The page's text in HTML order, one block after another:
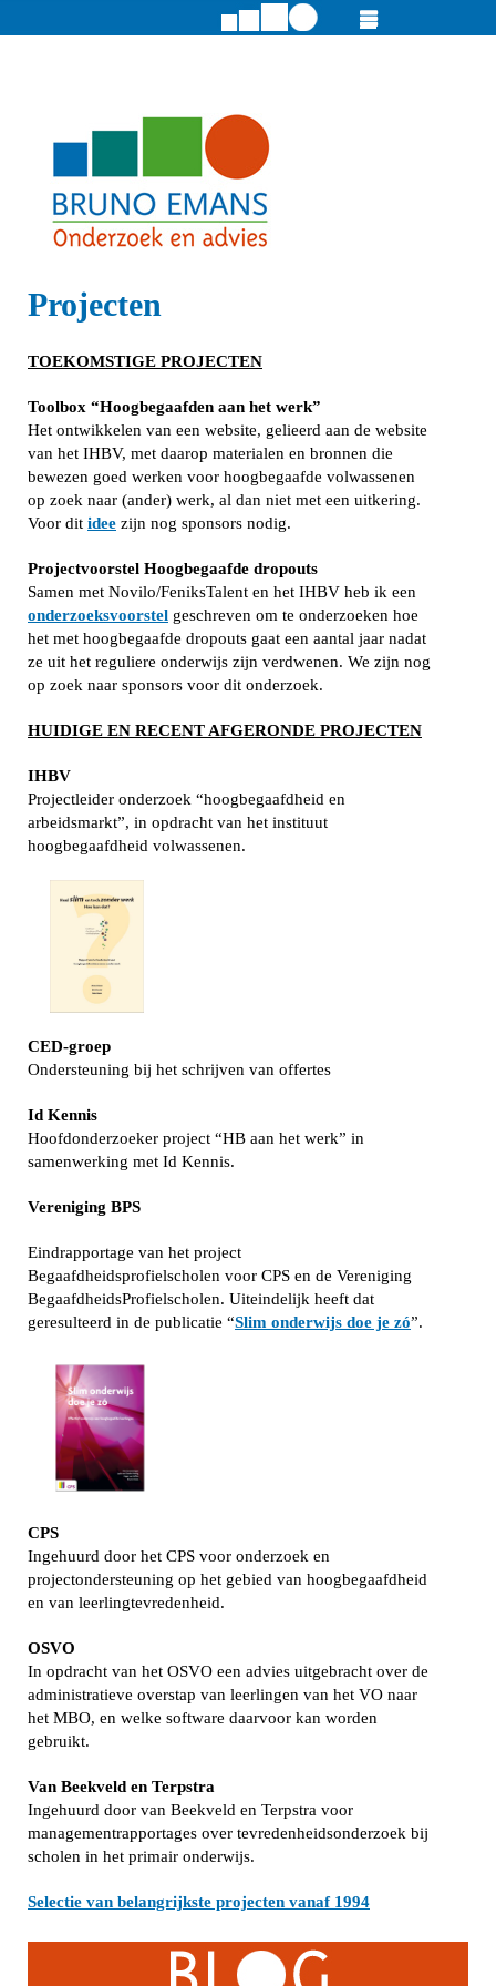
Projecten
TOEKOMSTIGE PROJECTEN
Toolbox “Hoogbegaafden aan het werk”
Het ontwikkelen van een website, gelieerd aan de website
van het IHBV, met daarop materialen en bronnen die
bewezen goed werken voor hoogbegaafde volwassenen
op zoek naar (ander) werk, al dan niet met een uitkering.
Voor dit idee zijn nog sponsors nodig.
Projectvoorstel Hoogbegaafde dropouts
Samen met Novilo/FeniksTalent en het IHBV heb ik een
onderzoeksvoorstel geschreven om te onderzoeken hoe
het met hoogbegaafde dropouts gaat een aantal jaar nadat
ze uit het reguliere onderwijs zijn verdwenen. We zijn nog
op zoek naar sponsors voor dit onderzoek.
HUIDIGE EN RECENT AFGERONDE PROJECTEN
IHBV
Projectleider onderzoek “hoogbegaafdheid en
arbeidsmarkt”, in opdracht van het instituut
hoogbegaafdheid volwassenen.
CED-groep
Ondersteuning bij het schrijven van offertes
Id Kennis
Hoofdonderzoeker project “HB aan het werk” in
samenwerking met Id Kennis.
Vereniging BPS
Eindrapportage van het project
Begaafdheidsprofielscholen voor CPS en de Vereniging
BegaafdheidsProfielscholen. Uiteindelijk heeft dat
geresulteerd in de publicatie “Slim onderwijs doe je zó”.
CPS
Ingehuurd door het CPS voor onderzoek en
projectondersteuning op het gebied van hoogbegaafdheid
en van leerlingtevredenheid.
OSVO
In opdracht van het OSVO een advies uitgebracht over de
administratieve overstap van leerlingen van het VO naar
het MBO, en welke software daarvoor kan worden
gebruikt.
Van Beekveld en Terpstra
Ingehuurd door van Beekveld en Terpstra voor
managementrapportages over tevredenheidsonderzoek bij
scholen in het primair onderwijs.
Selectie van belangrijkste projecten vanaf 1994